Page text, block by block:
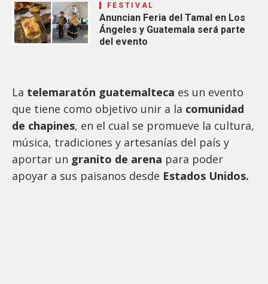
FESTIVAL
Anuncian Feria del Tamal en Los
Ángeles y Guatemala será parte
del evento
La telemaratón guatemalteca es un evento
que tiene como objetivo unir a la comunidad
de chapines, en el cual se promueve la cultura,
música, tradiciones y artesanías del país y
aportar un granito de arena para poder
apoyar a sus paisanos desde Estados Unidos.